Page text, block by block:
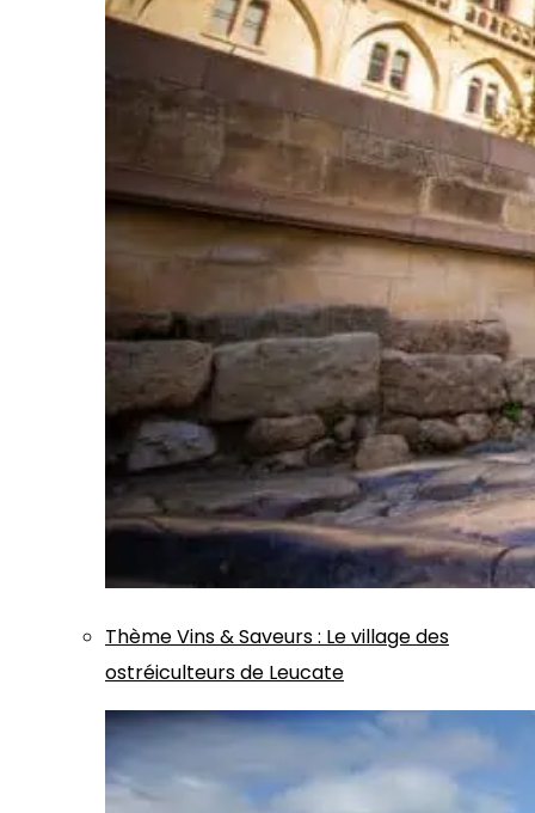
ThèmeVins & Saveurs: Le village des
ostréiculteurs de Leucate